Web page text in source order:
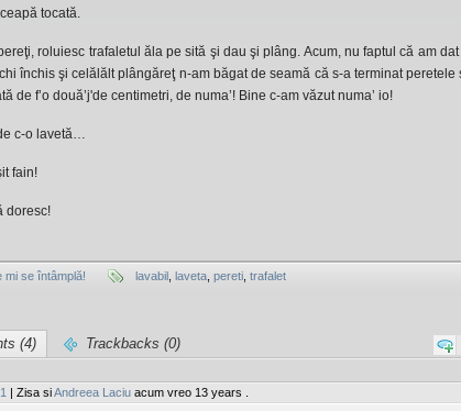
tocată.
roluiesc trafaletul ăla pe sită şi dau şi plâng. Acum, nu faptul că am
închis şi celălălt plângăreţ n-am băgat de seamă că s-a terminat
de f’o două’j'de centimetri, de numa’! Bine c-am văzut numa’ io!
c-o lavetă…
fain!
doresc!
mi se întâmplă! lavabil laveta pereti trafalet
(4) Trackbacks (0)
| Zisa siAndreea Laciu acum vreo 13 years .